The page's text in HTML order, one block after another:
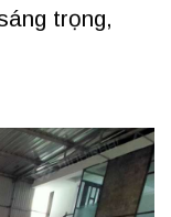
trọng,